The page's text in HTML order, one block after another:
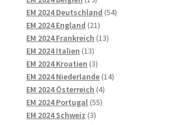
Produkte
EM 2024 Deutschland 5454
EM 2024 England 2121
Produkte
EM 2024 Frankreich 1313
EM 2024 Italien 1313
Produkte
EM 2024 Kroatien 33
Produkte
EM 2024 Niederlande 1414
EM 2024 Österreich 44
EM 2024 Portugal 5555
EM 2024 Schweiz 33